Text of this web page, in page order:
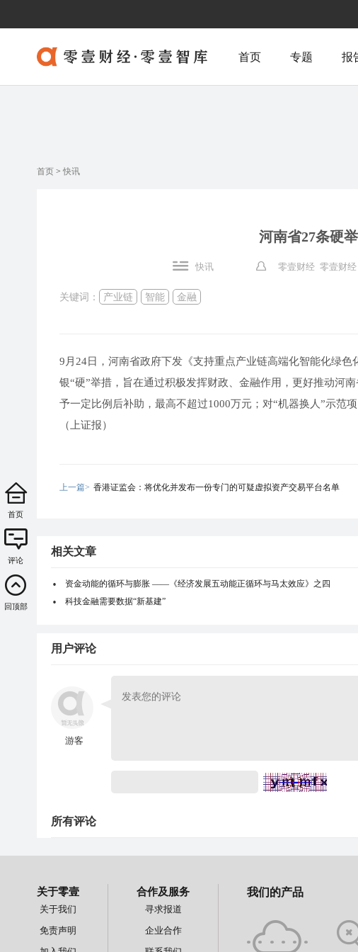
首页 专题 报
首页 > 快讯
河南省27条硬
快讯 零壹财经 零壹财经
关键词： 产业链 智能 金融
9月24日，河南省政府下发《支持重点产业链高端化智能化绿
银“硬”举措，旨在通过积极发挥财政、金融作用，更好推动河
予一定比例后补助，最高不超过1000万元；对“机器换人”示范
（上证报）
上一篇> 香港证监会：将优化并发布一份专门的可疑虚拟资产交易平台名单
相关文章
资金动能的循环与膨胀 ——《经济发展五动能正循环与马太效应》之四
科技金融需要数据“新基建”
用户评论
游客
所有评论
首页
评论
回顶部
关于零壹
关于我们
免责声明
合作及服务
寻求报道
企业合作
我们的产品